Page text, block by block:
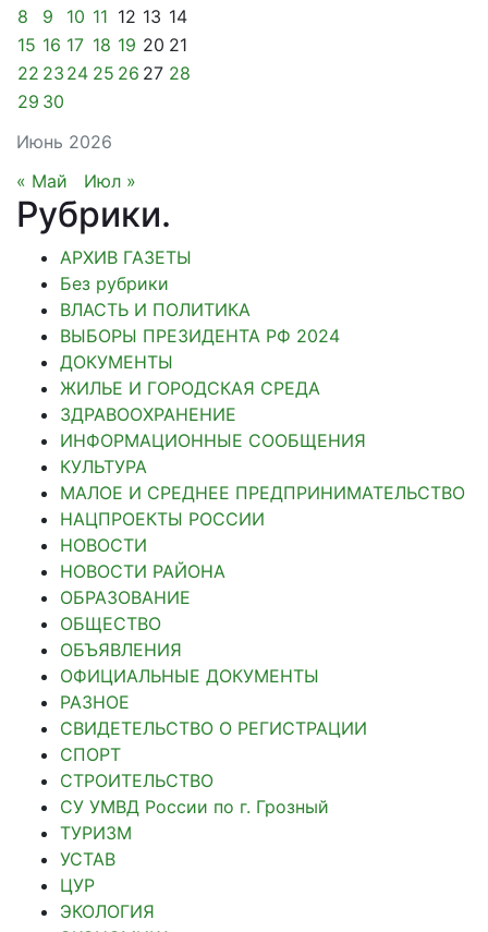
Июнь 2026
8
9 10 11 12 13 14
15 16 17 18 19 20 21
22 23 24 25 26 27 28
29 30
« Май Июл »
Рубрики.
АРХИВ ГАЗЕТЫ
Без рубрики
ВЛАСТЬ И ПОЛИТИКА
ВЫБОРЫ ПРЕЗИДЕНТА РФ 2024
ДОКУМЕНТЫ
ЖИЛЬЕ И ГОРОДСКАЯ СРЕДА
ЗДРАВООХРАНЕНИЕ
ИНФОРМАЦИОННЫЕ СООБЩЕНИЯ
КУЛЬТУРА
МАЛОЕ И СРЕДНЕЕ ПРЕДПРИНИМАТЕЛЬСТВО
НАЦПРОЕКТЫ РОССИИ
НОВОСТИ
НОВОСТИ РАЙОНА
ОБРАЗОВАНИЕ
ОБЩЕСТВО
ОБЪЯВЛЕНИЯ
ОФИЦИАЛЬНЫЕ ДОКУМЕНТЫ
РАЗНОЕ
СВИДЕТЕЛЬСТВО О РЕГИСТРАЦИИ
СПОРТ
СТРОИТЕЛЬСТВО
СУ УМВД России по г. Грозный
ТУРИЗМ
УСТАВ
ЦУР
ЭКОЛОГИЯ